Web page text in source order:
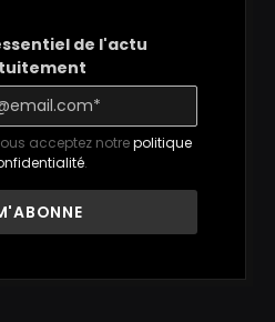
de l'actu
acceptez notrepolitique
.